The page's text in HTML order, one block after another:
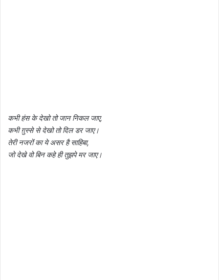
कभी हंस के देखो तो जान निकल जाए,
कभी ग़ुस्से से देखो तो दिल डर जाए।
तेरी नजरों का ये असर है साहिबा,
जो देखे वो बिन कहे ही तुझपे मर जाए।